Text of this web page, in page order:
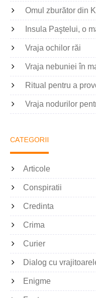
Omul zburător din
Insula Paştelui, o
Vraja ochilor răi
Vraja nebuniei în
Ritual pentru a
Vraja nodurilor
CATEGORII
Articole
Conspiratii
Credinta
Crima
Curier
Dialog cu
Enigme